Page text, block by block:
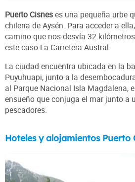
Puerto Cisneses una pequeña urbe
chilena de Aysén. Para acceder a
camino que nos desvía 32
este caso La Carretera Austral.
La ciudad encuentra ubicada en la
Puyuhuapi, junto a la
al Parque Nacional Isla Magdalena,
ensueño que conjuga el mar junto a
pescadores.
Hoteles y alojamientos Puerto